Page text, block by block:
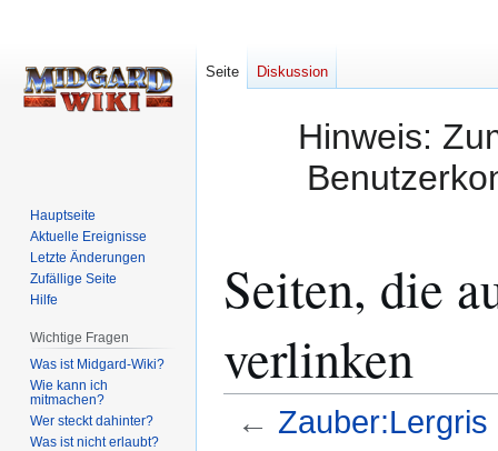
Hinweis:
Seiten, die
verlinken
←
Seite Diskussion
Hauptseite
Aktuelle Ereignisse
Letzte Änderungen
Zufällige Seite
Hilfe
Wichtige Fragen
Was ist Midgard-Wiki?
Wie kann ich
mitmachen?
Wer steckt dahinter?
Was ist nicht erlaubt?